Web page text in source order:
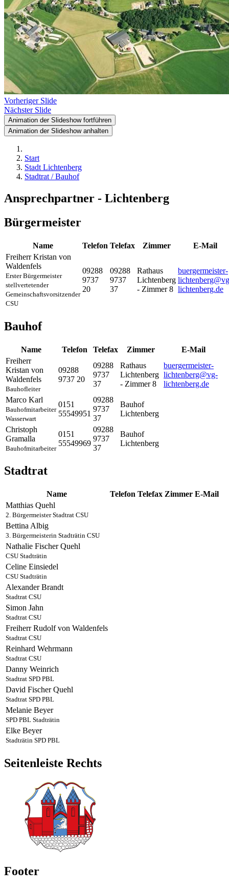
Vorheriger Slide
Nächster Slide
Animation der Slideshow fortführen
Animation der Slideshow anhalten
Start
Stadt Lichtenberg
Stadtrat / Bauhof
Ansprechpartner - Lichtenberg
Bürgermeister
Name Telefon Telefax Zimmer
E-Mail
Freiherr Kristan von
Waldenfels
Erster Bürgermeister
stellvertetender
Gemeinschaftsvorsitzender
CSU
09288
9737
20
09288
9737
37
Rathaus
Lichtenberg
- Zimmer 8
buergermeister-
lichtenberg.de
Bauhof
Name Telefon Telefax Zimmer
E-Mail
Freiherr
Kristan von
Waldenfels
Bauhofleiter
09288
9737 20
09288
9737
37
Rathaus
Lichtenberg
- Zimmer 8
buergermeister-
lichtenberg@vg-
lichtenberg.de
Marco Karl
Bauhofmitarbeiter
Wasserwart
0151
55549951
09288
9737
37
Bauhof
Lichtenberg
Christoph
Gramalla
Bauhofmitarbeiter
0151
55549969
09288
9737
37
Bauhof
Lichtenberg
Stadtrat
Name Telefon Telefax Zimmer E-Mail
Matthias Quehl
2. BürgermeisterStadtrat CSU
Bettina Albig
3. Bürgermeisterin Stadträtin CSU
Nathalie Fischer Quehl
CSU Stadträtin
Celine Einsiedel
CSU Stadträtin
Alexander Brandt
Stadtrat CSU
Simon Jahn
Stadtrat CSU
Freiherr Rudolf von Waldenfels
Stadtrat CSU
Reinhard Wehrmann
Stadtrat CSU
Danny Weinrich
Stadtrat SPD PBL
David Fischer Quehl
Stadtrat SPD PBL
Melanie Beyer
SPD PBL Stadträtin
Elke Beyer
Stadträtin SPD PBL
Seitenleiste Rechts
Footer